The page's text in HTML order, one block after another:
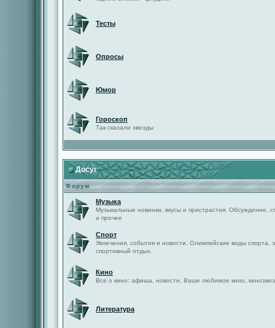
Тесты
Опросы
Юмор
Гороскоп
Так сказали звезды
Досуг
Форум
Музыка
Музыкальные новинки, вкусы и пристрастия. Обсуждение,
и прочее
Спорт
Увлечения, события и новости. Олимпийские виды спорта,
спортивный отдых.
Кино
Все о кино: афиша, новости, Ваше любимое кино,
Литература